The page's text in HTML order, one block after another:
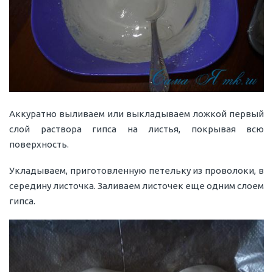
Аккуратно выливаем или выкладываем ложкой первый
слой раствора гипса на листья, покрывая всю
поверхность.
Укладываем, приготовленную петельку из проволоки, в
середину листочка. Заливаем листочек еще одним слоем
гипса.